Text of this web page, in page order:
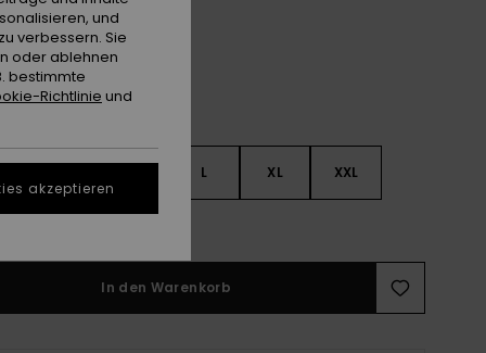
L XL XXL
In den Warenkorb
und
verbessern. Sie
oder ablehnen
bestimmte
Richtlinie und
akzeptieren